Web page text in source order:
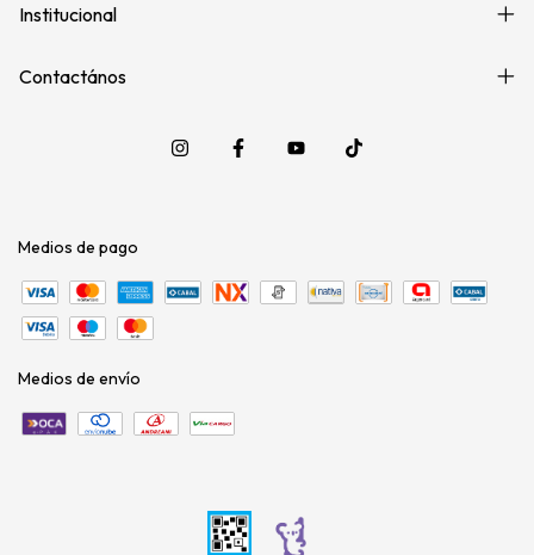
Institucional
Contactános
Medios de pago
Medios de envío